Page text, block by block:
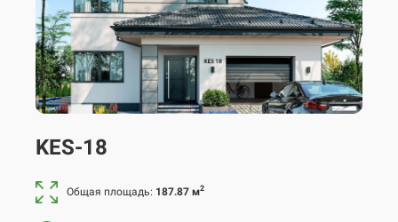
KES-18
Общая площадь: 187.87 м2